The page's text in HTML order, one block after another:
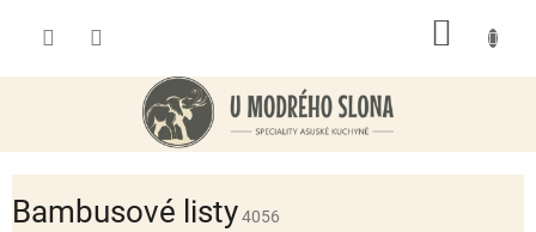
Bambusové listy4056